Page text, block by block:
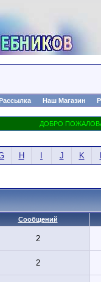
Наш Магазин
H J K
Сообщений
2
2